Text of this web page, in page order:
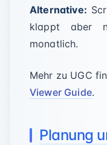
Alternative:
klappt aber
monatlich.
Mehr zu UGC
Viewer Guide.
Planung